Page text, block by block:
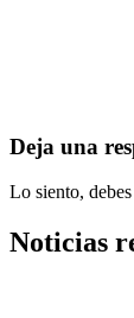
entradas
Deja una
Lo siento,
Noticias